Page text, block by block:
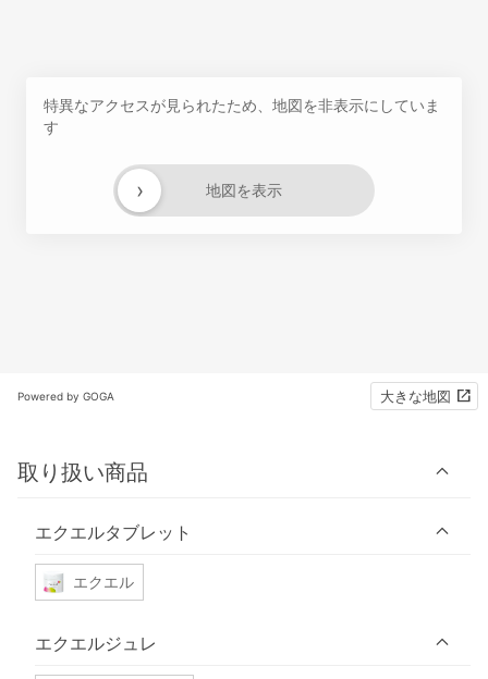
特異なアクセスが見られたため、地図を非表示にしていま
す
地図を表示
›
Powered by GOGA 大きな地図
取り扱い商品
エクエルタブレット
エクエル
エクエルジュレ